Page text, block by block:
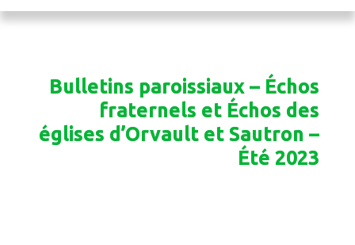
Bulletins paroissiaux – Échos
fraternels et Échos des
églises d’Orvault et Sautron –
Été 2023